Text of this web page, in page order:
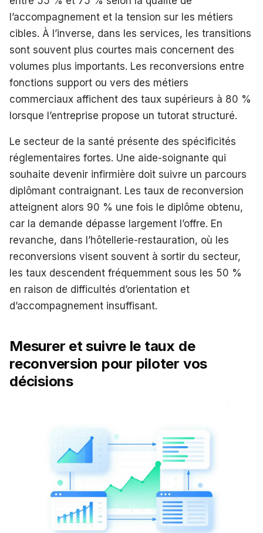
l’accompagnement et la tension sur les métiers
cibles. À l’inverse, dans les services, les transitions
sont souvent plus courtes mais concernent des
volumes plus importants. Les reconversions entre
fonctions support ou vers des métiers
commerciaux affichent des taux supérieurs à 80 %
lorsque l’entreprise propose un tutorat structuré.
Le secteur de la santé présente des spécificités
réglementaires fortes. Une aide-soignante qui
souhaite devenir infirmière doit suivre un parcours
diplômant contraignant. Les taux de reconversion
atteignent alors 90 % une fois le diplôme obtenu,
car la demande dépasse largement l’offre. En
revanche, dans l’hôtellerie-restauration, où les
reconversions visent souvent à sortir du secteur,
les taux descendent fréquemment sous les 50 %
en raison de difficultés d’orientation et
d’accompagnement insuffisant.
Mesurer et suivre le taux de
reconversion pour piloter vos
décisions